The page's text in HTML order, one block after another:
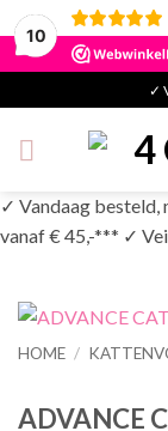
10
to
content
✓
✓ Vandaag besteld,
vanaf € 45,-*** ✓
HOME /
ADVANCE